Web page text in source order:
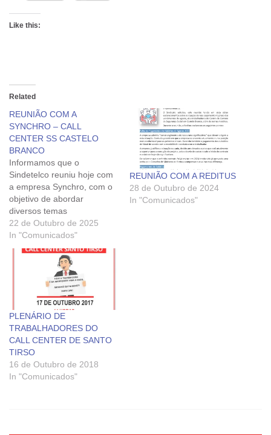
Like this:
Related
REUNIÃO COM A
SYNCHRO – CALL
CENTER SS CASTELO
BRANCO
Informamos que o
Sindetelco reuniu hoje com
a empresa Synchro, com o
objetivo de abordar
diversos temas
relacionados com a
situação dos trabalhadores,
nomeadamente a
transmissão de
estabelecimento ocorrida
no call center da Segurança
Social em Castelo Branco e
as dificuldades sentidas
pelos trabalhadores
decorrentes desse
processo. Durante a
reunião,…
22 de Outubro de 2025
In "Comunicados"
REUNIÃO COM A REDITUS
28 de Outubro de 2024
In "Comunicados"
PLENÁRIO DE
TRABALHADORES DO
CALL CENTER DE SANTO
TIRSO
16 de Outubro de 2018
In "Comunicados"